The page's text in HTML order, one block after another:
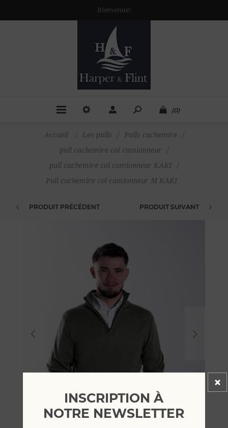
Bienvenue!
(0)
Accueil / Les pulls / Pulls cachemire
/
pull cachemire col camionneur
/
pull cachemire col camionneur KAKI
/
Pull cachemire col camionneur M KAKI
PRODUIT PRÉCÉDENT PRODUIT SUIVANT
INSCRIPTION À
NOTRE NEWSLETTER